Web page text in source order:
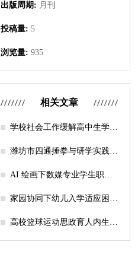
出版周期: 月刊
投稿量: 5
浏览量: 935
相关文章
学校社会工作缓解高中生学习
课堂”为介入载体
潍坊市四通捶拳与研学实践教
AI 绘画下数媒专业学生职业
家园协同下幼儿入学适应困难
高校篮球运动思政育人内生逻